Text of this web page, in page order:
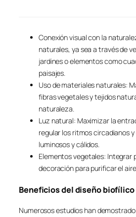
Conexión visual con la
naturales, ya sea a través de
jardines o elementos como
paisajes.
Uso de materiales naturales:
fibras vegetales y tejidos
naturaleza.
Luz natural: Maximizar la
regular los ritmos circadianos
luminosos y cálidos.
Elementos vegetales: Integrar
decoración para purificar el
Beneficios del diseño biofílico
Numerosos estudios han